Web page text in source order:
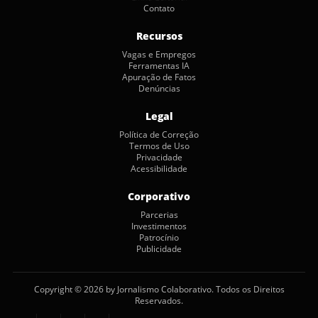
Contato
Recursos
Vagas e Empregos
Ferramentas IA
Apuração de Fatos
Denúncias
Legal
Política de Correção
Termos de Uso
Privacidade
Acessibilidade
Corporativo
Parcerias
Investimentos
Patrocínio
Publicidade
Copyright © 2026 by Jornalismo Colaborativo. Todos os Direitos
Reservados.